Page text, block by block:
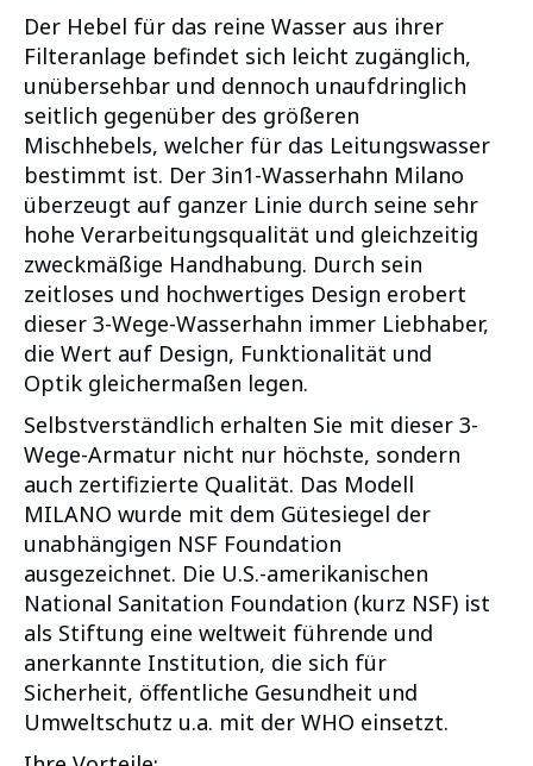
Der Hebel für das reine Wasser aus ihrer
Filteranlage befindet sich leicht zugänglich,
unübersehbar und dennoch unaufdringlich
seitlich gegenüber des größeren
Mischhebels, welcher für das Leitungswasser
bestimmt ist. Der 3in1-Wasserhahn Milano
überzeugt auf ganzer Linie durch seine sehr
hohe Verarbeitungsqualität und gleichzeitig
zweckmäßige Handhabung. Durch sein
zeitloses und hochwertiges Design erobert
dieser 3-Wege-Wasserhahn immer Liebhaber,
die Wert auf Design, Funktionalität und
Optik gleichermaßen legen.
Selbstverständlich erhalten Sie mit dieser 3-
Wege-Armatur nicht nur höchste, sondern
auch zertifizierte Qualität. Das Modell
MILANO wurde mit dem Gütesiegel der
unabhängigen NSF Foundation
ausgezeichnet. Die U.S.-amerikanischen
National Sanitation Foundation (kurz NSF) ist
als Stiftung eine weltweit führende und
anerkannte Institution, die sich für
Sicherheit, öffentliche Gesundheit und
Umweltschutz u.a. mit der WHO einsetzt.